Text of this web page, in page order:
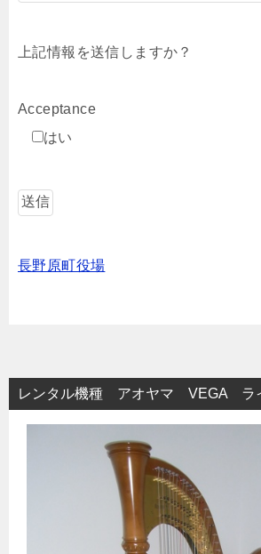
上記情報を送信しますか？
Acceptance
はい
長野原町役場
レンタル機種 アオヤマ VEGA ラ